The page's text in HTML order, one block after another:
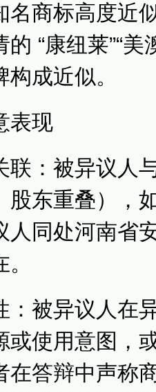
名商标高度近
“康纽莱”“
成近似。
表现
联：被异议人
股东重叠），
人同处河南省
：被异议人在
或使用意图，
在答辩中声称